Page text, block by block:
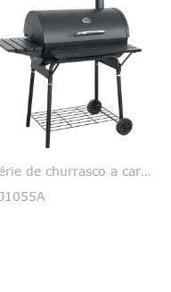
Série de churrasco a carvão